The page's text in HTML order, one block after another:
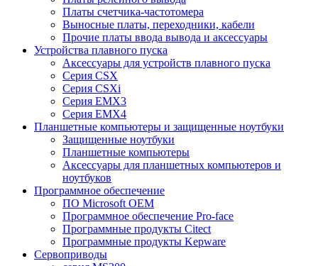
Платы счетчика-частотомера
Выносные платы, переходники, кабели
Прочие платы ввода вывода и аксессуары
Устройства плавного пуска
Аксессуары для устройств плавного пуска
Серия CSX
Серия CSXi
Серия EMX3
Серия EMX4
Планшетные компьютеры и защищенные ноутбуки
Защищенные ноутбуки
Планшетные компьютеры
Аксессуары для планшетных компьютеров и
ноутбуков
Программное обеспечение
ПО Microsoft OEM
Программное обеспечение Pro-face
Программные продукты Citect
Программные продукты Kepware
Сервоприводы